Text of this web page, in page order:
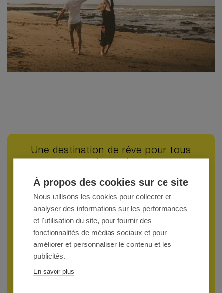
À propos des cookies sur ce site
Nous utilisons les cookies pour collecter et
analyser des informations sur les performances
et l'utilisation du site, pour fournir des
fonctionnalités de médias sociaux et pour
améliorer et personnaliser le contenu et les
publicités.
En savoir plus
Une destination de rêve pour tous
les amateurs de sport
Grâce à la diversité de son territoire, vous retrouverez à
Lorient une multitude d'activités à tester durant votre